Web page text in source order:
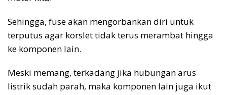
Sehingga, fuse akan mengorbankan diri untuk
terputus agar korslet tidak terus merambat hingga
ke komponen lain.
Meski memang, terkadang jika hubungan arus
listrik sudah parah, maka komponen lain juga ikut